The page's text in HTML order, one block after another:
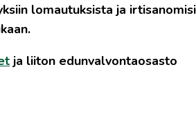
lomautuksista ja
ja liiton edunvalvontaosasto